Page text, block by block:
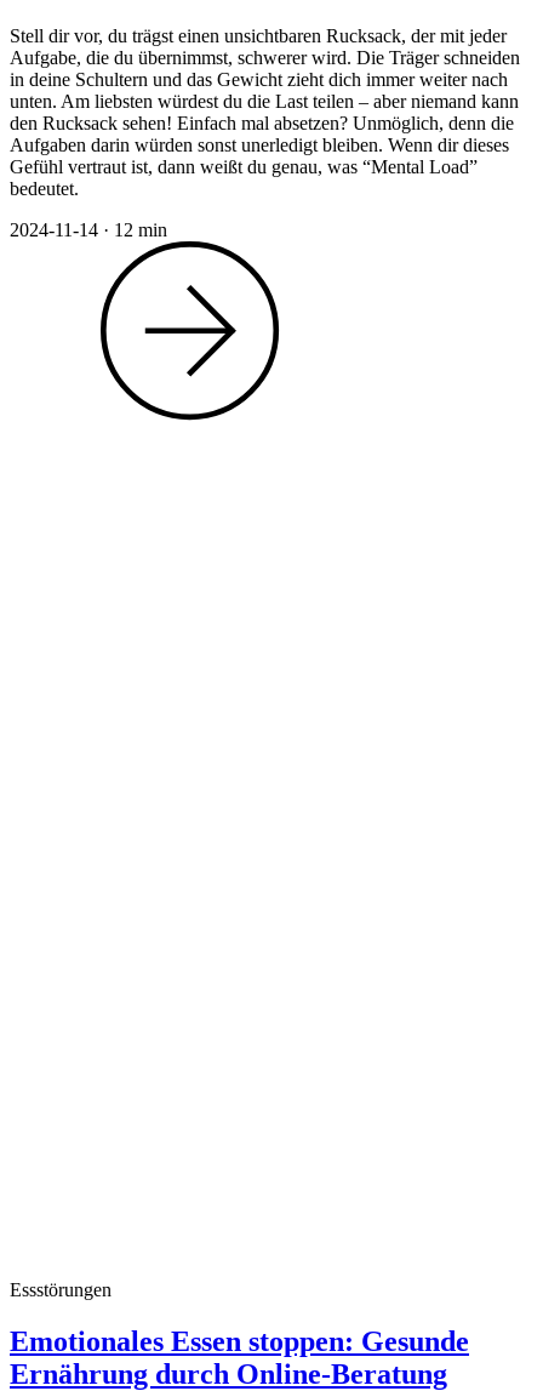
Stell dir vor, du trägst einen unsichtbaren Rucksack, der mit jeder
Aufgabe, die du übernimmst, schwerer wird. Die Träger schneiden
in deine Schultern und das Gewicht zieht dich immer weiter nach
unten. Am liebsten würdest du die Last teilen – aber niemand kann
den Rucksack sehen! Einfach mal absetzen? Unmöglich, denn die
Aufgaben darin würden sonst unerledigt bleiben. Wenn dir dieses
Gefühl vertraut ist, dann weißt du genau, was “Mental Load”
bedeutet.
2024-11-14 · 12 min
Essstörungen
Emotionales Essen stoppen: Gesunde
Ernährung durch Online-Beratung